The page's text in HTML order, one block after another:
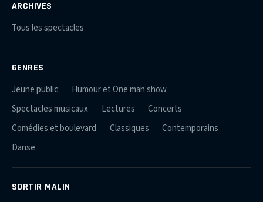
ARCHIVES
Tous les spectacles
GENRES
Jeune public
Humour et One man show
Spectacles musicaux
Lectures
Concerts
Comédies et boulevard
Classiques
Contemporains
Danse
SORTIR MALIN